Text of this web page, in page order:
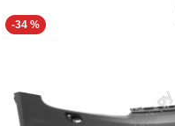
-34 %